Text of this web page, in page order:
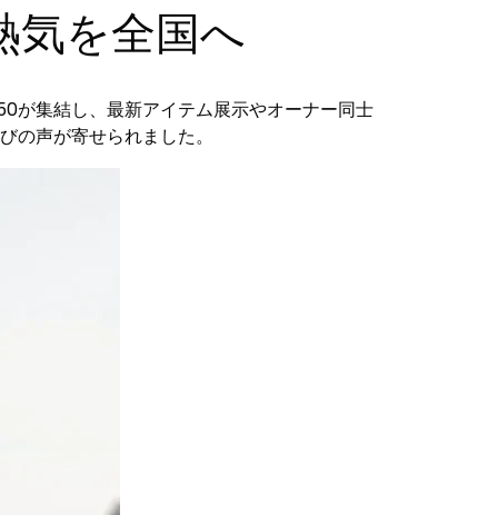
気を全国へ
が集結し、最新アイテム展示やオーナー同士
声が寄せられました。